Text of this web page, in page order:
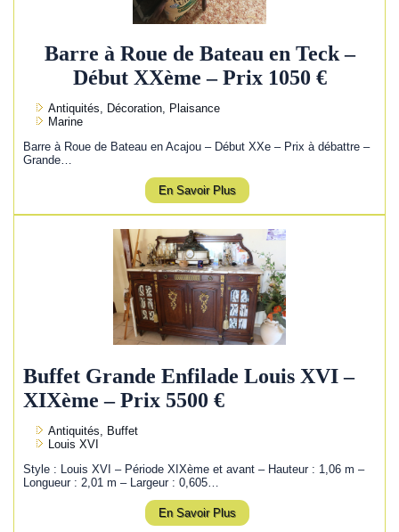
Barre à Roue de Bateau en Teck –
Début XXème – Prix 1050 €
Antiquités, Décoration, Plaisance
Marine
Barre à Roue de Bateau en Acajou – Début XXe – Prix à débattre –
Grande…
En Savoir Plus
Buffet Grande Enfilade Louis XVI –
XIXème – Prix 5500 €
Antiquités, Buffet
Louis XVI
Style : Louis XVI – Période XIXème et avant – Hauteur : 1,06 m –
Longueur : 2,01 m – Largeur : 0,605…
En Savoir Plus